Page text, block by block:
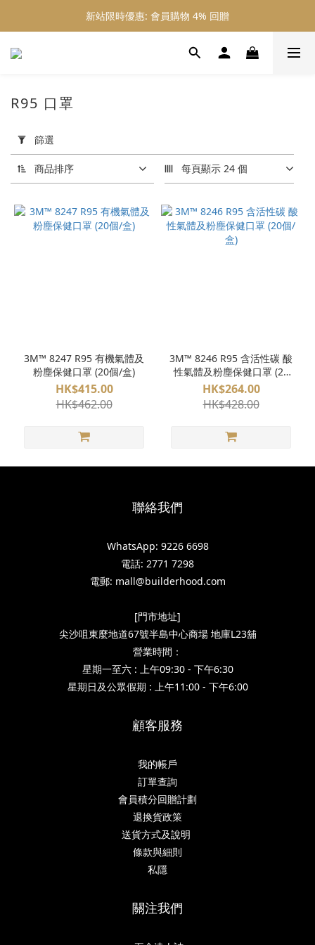
新站限時優惠: 會員購物 4% 回贈
新站限時優惠: 會員購物 4% 回贈
新站限時優惠: 滿 $800 順豐免運費
用
篩
選
(0/20)
價格
(HK$)
R95 口罩
篩選
商品排序 每頁顯示 24 個
3M™ 8247 R95 有機氣體及
粉塵保健口罩 (20個/盒)
HK$415.00
HK$462.00
3M™ 8246 R95 含活性碳 酸
性氣體及粉塵保健口罩 (20
個/盒)
HK$264.00
HK$428.00
聯絡我們
WhatsApp: 9226 6698
電話: 2771 7298
電郵: mall@builderhood.com
[門市地址]
尖沙咀東麼地道67號半島中心商場 地庫L23舖
營業時間：
星期一至六 : 上午09:30 - 下午6:30
星期日及公眾假期 : 上午11:00 - 下午6:00
顧客服務
我的帳戶
訂單查詢
會員積分回贈計劃
退換貨政策
送貨方式及說明
條款與細則
私隱
關注我們